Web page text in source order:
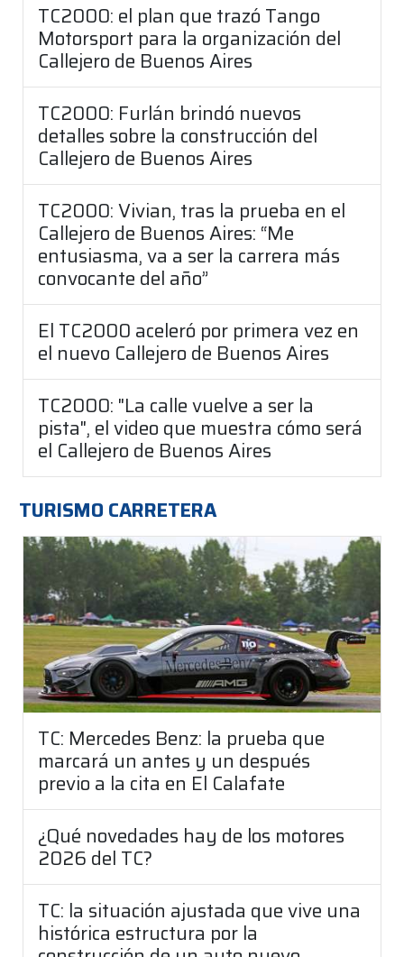
TC2000: el plan que trazó Tango
Motorsport para la organización del
Callejero de Buenos Aires
TC2000: Furlán brindó nuevos
detalles sobre la construcción del
Callejero de Buenos Aires
TC2000: Vivian, tras la prueba en el
Callejero de Buenos Aires: “Me
entusiasma, va a ser la carrera más
convocante del año”
El TC2000 aceleró por primera vez en
el nuevo Callejero de Buenos Aires
TC2000: "La calle vuelve a ser la
pista", el video que muestra cómo será
el Callejero de Buenos Aires
TURISMO CARRETERA
TC: Mercedes Benz: la prueba que
marcará un antes y un después
previo a la cita en El Calafate
¿Qué novedades hay de los motores
2026 del TC?
TC: la situación ajustada que vive una
histórica estructura por la